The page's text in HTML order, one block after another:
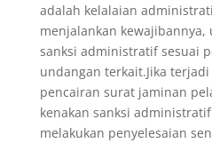
adalah kelalaian
menjalankan kewajibannya,
sanksi administratif sesuai
undangan terkait.Jika
pencairan surat jaminan
kenakan sanksi
melakukan penyelesaian